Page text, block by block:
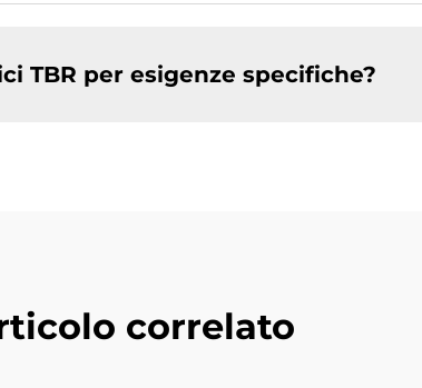
TBR per esigenze specifiche?
correlato